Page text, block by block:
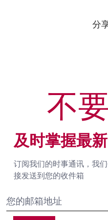
分
及时掌握最
订阅我们的时事通讯，我
接发送到您的收件箱
不